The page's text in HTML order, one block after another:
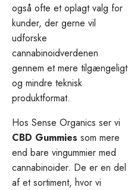
også ofte et oplagt valg for
kunder, der gerne vil
udforske
cannabinoidverdenen
gennem et mere tilgængeligt
og mindre teknisk
produktformat.
Hos Sense Organics ser vi
CBD Gummies som mere
end bare vingummier med
cannabinoider. De er en del
af et sortiment, hvor vi